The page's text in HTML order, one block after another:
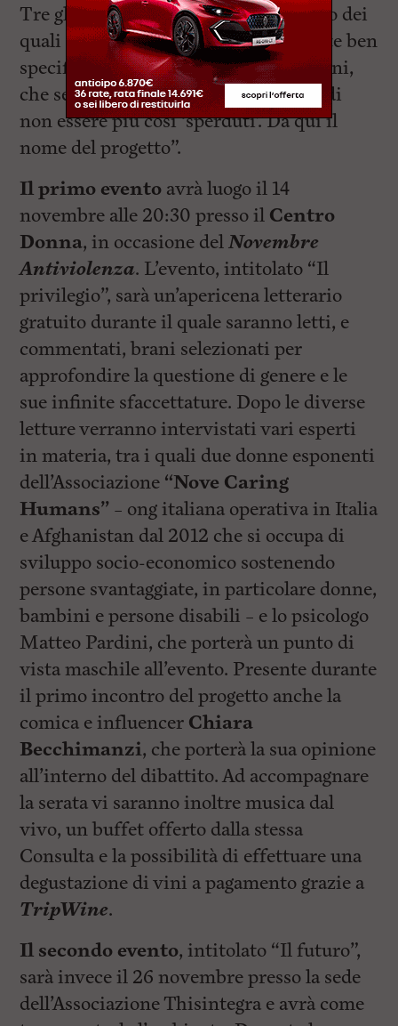
Tre gli eventi in programma, ciascuno dei
quali tratterà una tematica importante ben
specifica. “Tematiche, stando ai giovani,
che secondo noi permetteranno loro di
non essere più così ‘sperduti’. Da qui il
nome del progetto”.
Il primo evento avrà luogo il 14
novembre alle 20:30 presso il Centro
Donna, in occasione delNovembre
Antiviolenza. L’evento, intitolato “Il
privilegio”, sarà un’apericena letterario
gratuito durante il quale saranno letti, e
commentati, brani selezionati per
approfondire la questione di genere e le
sue infinite sfaccettature. Dopo le diverse
letture verranno intervistati vari esperti
in materia, tra i quali due donne esponenti
dell’Associazione “Nove Caring
Humans” – ong italiana operativa in Italia
e Afghanistan dal 2012 che si occupa di
sviluppo socio-economico sostenendo
persone svantaggiate, in particolare donne,
bambini e persone disabili – e lo psicologo
Matteo Pardini, che porterà un punto di
vista maschile all’evento. Presente durante
il primo incontro del progetto anche la
comica e influencer Chiara
Becchimanzi, che porterà la sua opinione
all’interno del dibattito. Ad accompagnare
la serata vi saranno inoltre musica dal
vivo, un buffet offerto dalla stessa
Consulta e la possibilità di effettuare una
degustazione di vini a pagamento grazie a
TripWine.
Il secondo evento, intitolato “Il futuro”,
sarà invece il 26 novembre presso la sede
dell’Associazione Thisintegra e avrà come